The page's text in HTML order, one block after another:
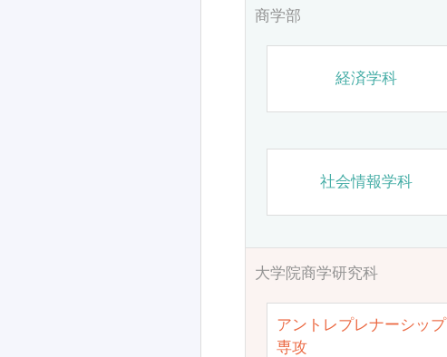
商学部
経済学科
社会情報学科
大学院商学研究科
アントレプレナーシップ
専攻